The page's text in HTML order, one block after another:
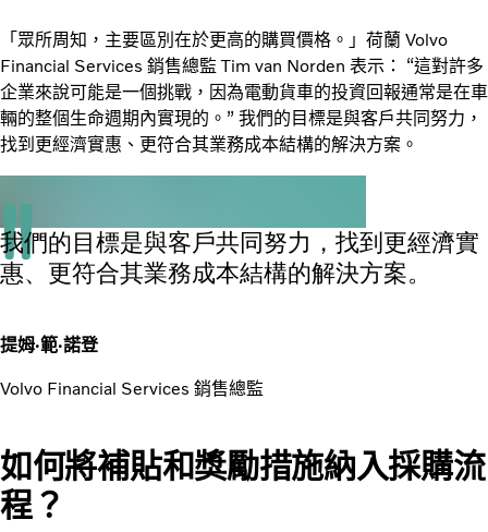
「眾所周知，主要區別在於更高的購買價格。」荷蘭 Volvo
Financial Services 銷售總監 Tim van Norden 表示： “這對許多
企業來說可能是一個挑戰，因為電動貨車的投資回報通常是在車
輛的整個生命週期內實現的。” 我們的目標是與客戶共同努力，
找到更經濟實惠、更符合其業務成本結構的解決方案。
我們的目標是與客戶共同努力，找到更經濟實
惠、更符合其業務成本結構的解決方案。
提姆‧範‧諾登
Volvo Financial Services 銷售總監
如何將補貼和獎勵措施納入採購流
程？